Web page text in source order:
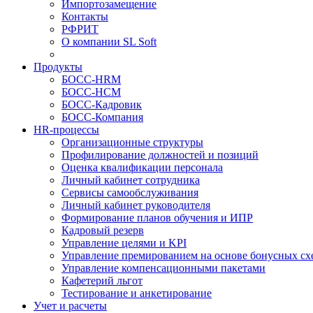
Импортозамещение
Контакты
РФРИТ
О компании SL Soft
Продукты
БОСС-HRM
БОСС-HCM
БОСС-Кадровик
БОСС-Компания
HR-процессы
Организационные структуры
Профилирование должностей и позиций
Оценка квалификации персонала
Личный кабинет сотрудника
Сервисы самообслуживания
Личный кабинет руководителя
Формирование планов обучения и ИПР
Кадровый резерв
Управление целями и KPI
Управление премированием на основе бонусных
Управление компенсационными пакетами
Кафетерий льгот
Тестирование и анкетирование
Учет и расчеты